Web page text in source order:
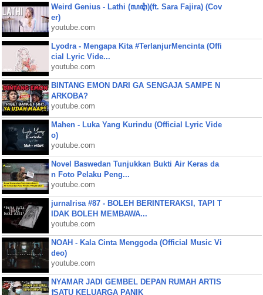
Weird Genius - Lathi (ꦭꦛꦶ)(ft. Sara Fajira) (Cov
er)
youtube.com
Lyodra - Mengapa Kita #TerlanjurMencinta (Offi
cial Lyric Vide...
youtube.com
BINTANG EMON DARI GA SENGAJA SAMPE N
ARKOBA?
youtube.com
Mahen - Luka Yang Kurindu (Official Lyric Vide
o)
youtube.com
Novel Baswedan Tunjukkan Bukti Air Keras da
n Foto Pelaku Peng...
youtube.com
jurnalrisa #87 - BOLEH BERINTERAKSI, TAPI T
IDAK BOLEH MEMBAWA...
youtube.com
NOAH - Kala Cinta Menggoda (Official Music Vi
deo)
youtube.com
NYAMAR JADI GEMBEL DEPAN RUMAH ARTIS
❗SATU KELUARGA PANIK